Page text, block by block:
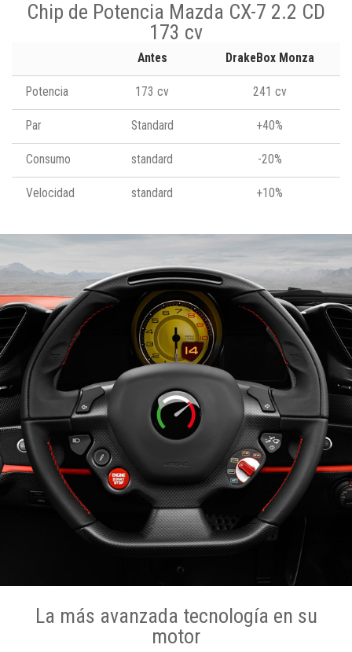
Chip de Potencia Mazda CX-7 2.2 CD
173 cv
Antes DrakeBox Monza
Potencia 173 cv 241 cv
Par Standard +40%
Consumo standard -20%
Velocidad standard +10%
La más avanzada tecnología en su
motor